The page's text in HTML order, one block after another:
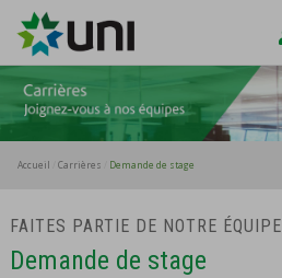
Accueil Carrières Demande de stage
FAITES PARTIE DE NOTRE ÉQUIPE
Demande de stage